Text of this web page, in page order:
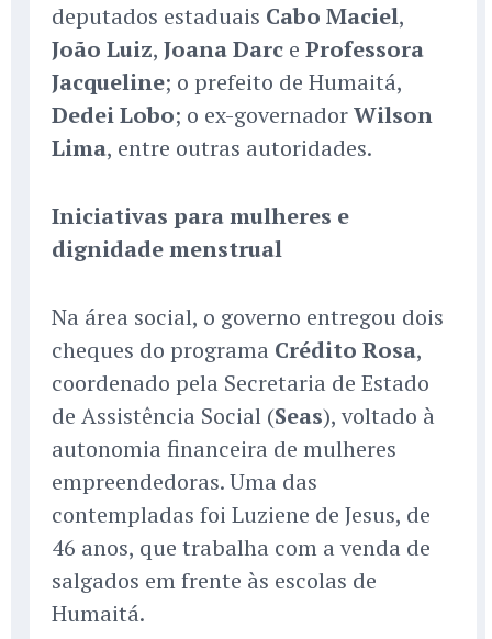
deputados estaduais Cabo Maciel,
João Luiz, Joana Darc e Professora
Jacqueline; o prefeito de Humaitá,
Dedei Lobo; o ex-governadorWilson
Lima, entre outras autoridades.
Iniciativas para mulheres e
dignidade menstrual
Na área social, o governo entregou dois
cheques do programa Crédito Rosa,
coordenado pela Secretaria de Estado
de Assistência Social (Seas), voltado à
autonomia financeira de mulheres
empreendedoras. Uma das
contempladas foi Luziene de Jesus, de
46 anos, que trabalha com a venda de
salgados em frente às escolas de
Humaitá.